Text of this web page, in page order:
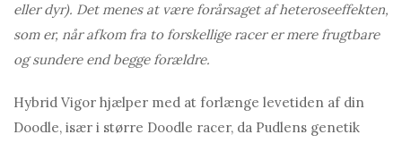
eller dyr). Det menes at være forårsaget af heteroseeffekten,
som er, når afkom fra to forskellige racer er mere frugtbare
og sundere end begge forældre.
Hybrid Vigor hjælper med at forlænge levetiden af ​​din
Doodle, især i større Doodle racer, da Pudlens genetik